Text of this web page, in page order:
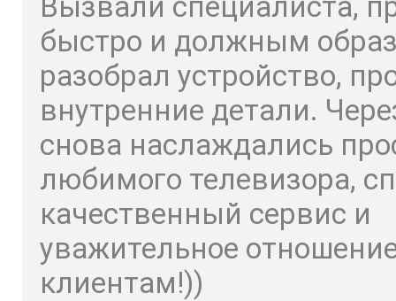
быстро и должным
разобрал устройство,
внутренние детали.
снова наслаждались
любимого телевизора,
качественный сервис и
уважительное
клиентам!))